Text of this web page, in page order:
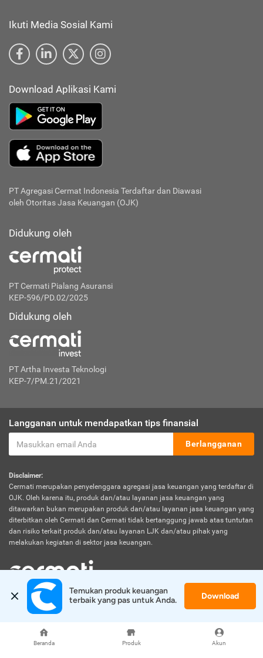
Beranda Produk Akun
Ikuti Media Sosial Kami
Download Aplikasi Kami
PT Agregasi Cermat Indonesia Terdaftar dan Diawasi
oleh Otoritas Jasa Keuangan (OJK)
Didukung oleh
PT Cermati Pialang Asuransi
KEP-596/PD.02/2025
Didukung oleh
PT Artha Investa Teknologi
KEP-7/PM.21/2021
Langganan untuk mendapatkan tips finansial
Berlangganan
Disclaimer:
Cermati merupakan penyelenggara agregasi jasa keuangan yang terdaftar di
OJK. Oleh karena itu, produk dan/atau layanan jasa keuangan yang
ditawarkan bukan merupakan produk dan/atau layanan jasa keuangan yang
diterbitkan oleh Cermati dan Cermati tidak bertanggung jawab atas tuntutan
dan risiko terkait produk dan/atau layanan LJK dan/atau pihak yang
melakukan kegiatan di sektor jasa keuangan.
© 2026 Cermati. All Rights Reserved.
Temukan produk keuangan
terbaik yang pas untuk Anda.
Download